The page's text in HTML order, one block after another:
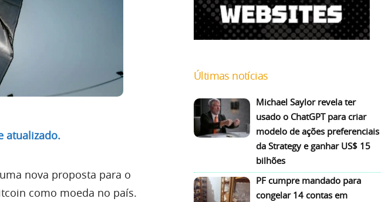
atualizado.
nova proposta para o
como moeda no país.
Últimas notícias
Michael Saylor revela ter
usado o ChatGPT para criar
modelo de ações preferenciais
da Strategy e ganhar US$ 15
bilhões
PF cumpre mandado para
congelar 14 contas em